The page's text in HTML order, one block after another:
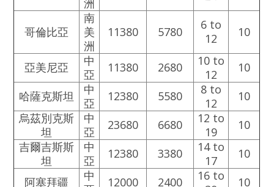
洲
哥倫比亞
南
美
洲
11380 5780
6 to
12
10
亞美尼亞
中
亞
11380 2680
10 to
12
10
哈薩克斯坦
中
亞
12380 5580
8 to
12
10
烏茲別克斯
坦
中
亞
23680 6680
12 to
19
10
吉爾吉斯斯
坦
中
亞
12380 3380
14 to
17
10
阿塞拜疆
中
12000 2400
16 to
10